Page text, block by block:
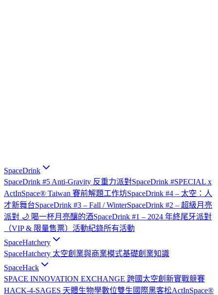
SpaceDrink
SpaceDrink #5 Anti-Gravity 反重力派對SpaceDrink #SPECIAL x
ActInSpace® Taiwan 賽前解題工作坊SpaceDrink #4 – 太空：人
才新舞台SpaceDrink #3 – Fall / WinterSpaceDrink #2 – 超級月亮
派對 🌙 喝一杯月亮釀的酒SpaceDrink #1 – 2024 年終尾牙派對
（VIP & 限量售票） 活動紀錄所有活動
SpaceHatchery
SpaceHatchery 太空創業與商業模式基礎創業知識
SpaceHack
SPACE INNOVATION EXCHANGE 跨國太空創新實戰競賽
HACK-4-SAGES 天體生物學數位雙生國際黑客松ActInSpace®